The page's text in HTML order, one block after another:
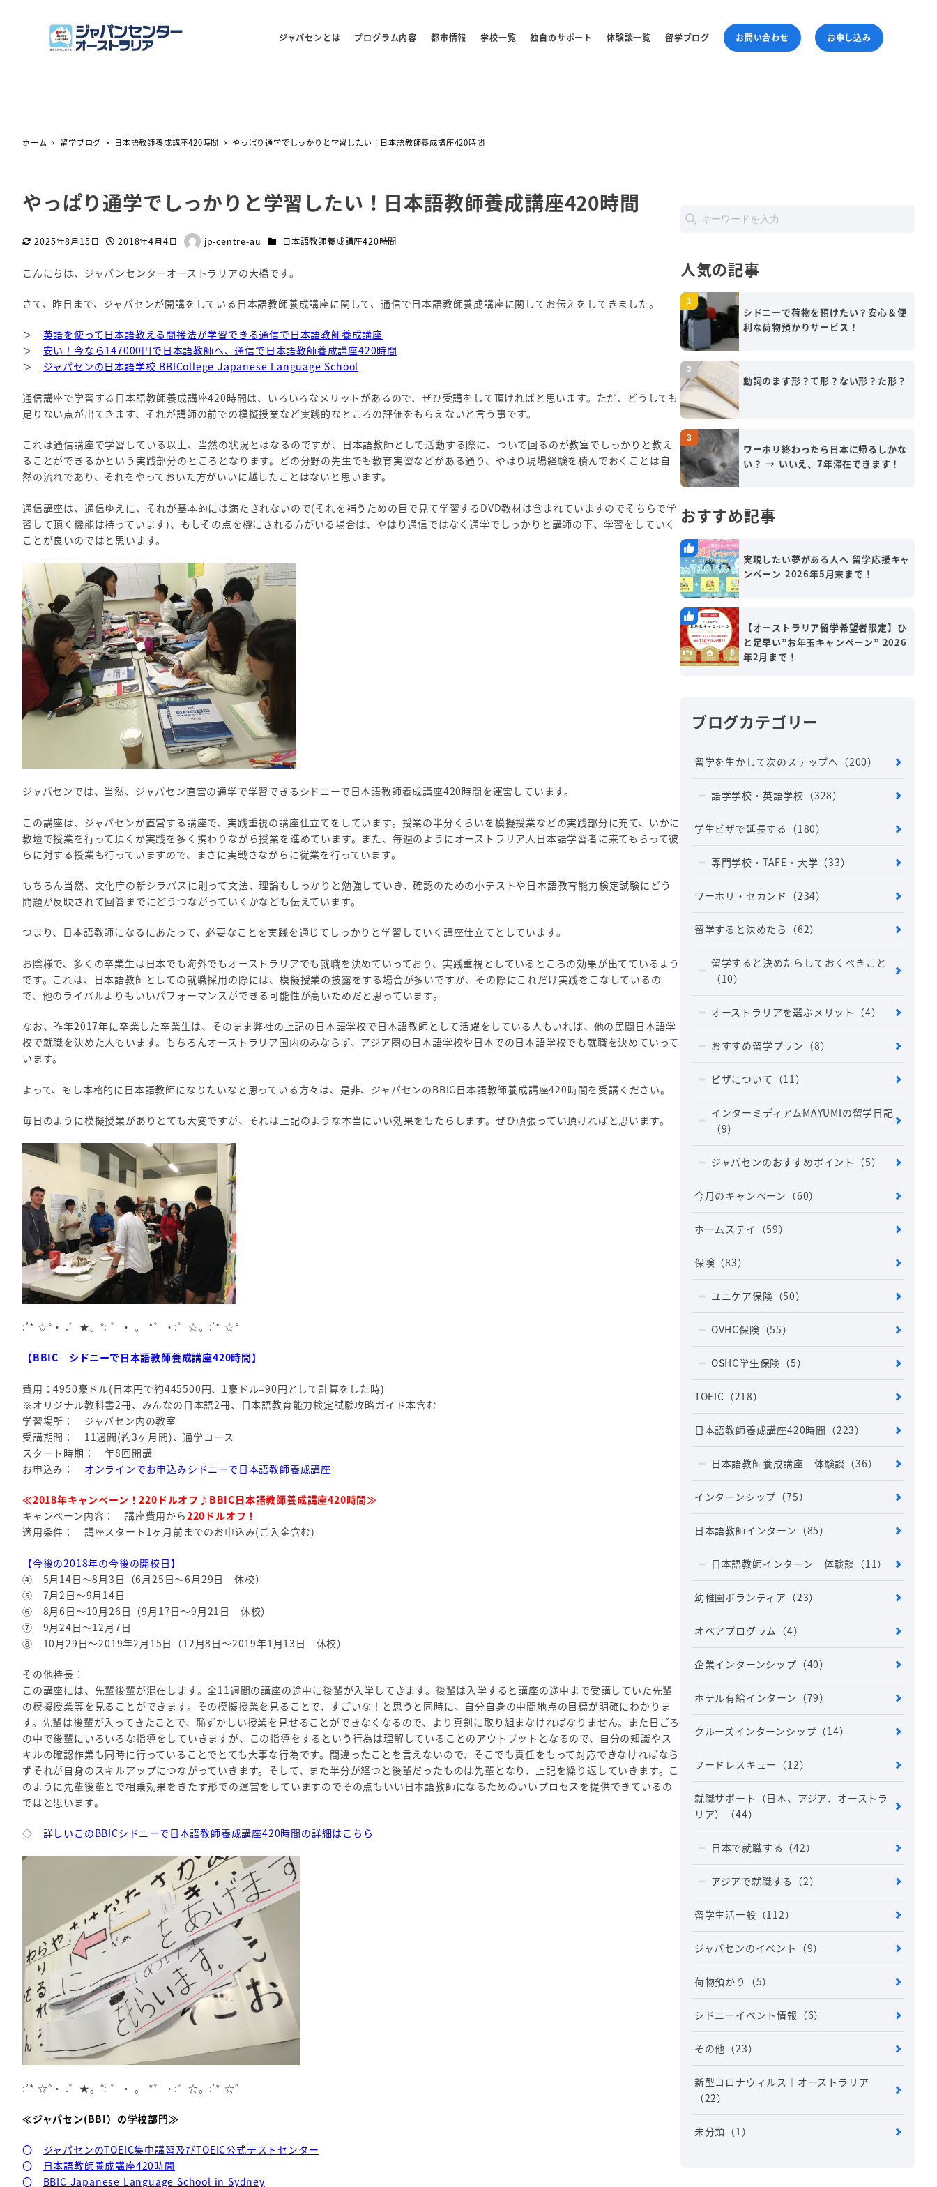
ジャパセンとは プログラム内容 都市情報 学校一覧 独自のサポート 体験談一覧 留学ブログ お問い合わせ お申し込み
ホーム 留学ブログ 日本語教師養成講座420時間 やっぱり通学でしっかりと学習したい！日本語教師養成講座420時間
やっぱり通学でしっかりと学習したい！日本語教師養成講座420時間
更新日2025年8月15日 投稿日2018年4月4日
著
jp-centre-au カテゴリー
日本語教師養成講座420時間
こんにちは、ジャパンセンターオーストラリアの大橋です。
さて、昨日まで、ジャパセンが開講をしている日本語教師養成講座に関して、通信で日本語教師養成講座に関してお伝えをしてきました。
＞ 英語を使って日本語教える間接法が学習できる通信で日本語教師養成講座
＞ 安い！今なら147000円で日本語教師へ、通信で日本語教師養成講座420時間
＞ ジャパセンの日本語学校 BBICollege Japanese Language School
通信講座で学習する日本語教師養成講座420時間は、いろいろなメリットがあるので、ぜひ受講をして頂ければと思います。ただ、どうしても
足りない点が出てきます、それが講師の前での模擬授業など実践的なところの評価をもらえないと言う事です。
これは通信講座で学習している以上、当然の状況とはなるのですが、日本語教師として活動する際に、ついて回るのが教室でしっかりと教え
ることができるかという実践部分のところとなります。どの分野の先生でも教育実習などがある通り、やはり現場経験を積んでおくことは自
然の流れであり、それをやっておいた方がいいに越したことはないと思います。
通信講座は、通信ゆえに、それが基本的には満たされないので(それを補うための目で見て学習するDVD教材は含まれていますのでそちらで学
習して頂く機能は持っています)、もしその点を機にされる方がいる場合は、やはり通信ではなく通学でしっかりと講師の下、学習をしていく
ことが良いのではと思います。
ジャパセンでは、当然、ジャパセン直営の通学で学習できるシドニーで日本語教師養成講座420時間を運営しています。
この講座は、ジャパセンが直営する講座で、実践重視の講座仕立てをしています。授業の半分くらいを模擬授業などの実践部分に充て、いかに
教壇で授業を行って頂くか実践を多く携わりながら授業を進めています。また、毎週のようにオーストラリア人日本語学習者に来てもらって彼
らに対する授業も行っていますので、まさに実戦さながらに従業を行っています。
もちろん当然、文化庁の新シラバスに則って文法、理論もしっかりと勉強していき、確認のための小テストや日本語教育能力検定試験にどう
問題が反映されて回答までにどうつながっていくかなども伝えています。
つまり、日本語教師になるにあたって、必要なことを実践を通じてしっかりと学習していく講座仕立てとしています。
お陰様で、多くの卒業生は日本でも海外でもオーストラリアでも就職を決めていっており、実践重視としているところの効果が出てているよう
です。これは、日本語教師としての就職採用の際には、模擬授業の披露をする場合が多いですが、その際にこれだけ実践をこなしているの
で、他のライバルよりもいいパフォーマンスができる可能性が高いためだと思っています。
なお、昨年2017年に卒業した卒業生は、そのまま弊社の上記の日本語学校で日本語教師として活躍をしている人もいれば、他の民間日本語学
校で就職を決めた人もいます。もちろんオーストラリア国内のみならず、アジア圏の日本語学校や日本での日本語学校でも就職を決めていって
います。
よって、もし本格的に日本語教師になりたいなと思っている方々は、是非、ジャパセンのBBIC日本語教師養成講座420時間を受講ください。
毎日のように模擬授業がありとても大変ですが、それは上記のような本当にいい効果をもたらします。ぜひ頑張ってい頂ければと思います。
:’* ☆°・ .゜★。°: ゜・ 。 *゜・:゜☆。:’* ☆°
【BBIC シドニーで日本語教師養成講座420時間】
費用：4950豪ドル(日本円で約445500円、1豪ドル=90円として計算をした時)
※オリジナル教科書2冊、みんなの日本語2冊、日本語教育能力検定試験攻略ガイド本含む
学習場所： ジャパセン内の教室
受講期間： 11週間(約3ヶ月間)、通学コース
スタート時期： 年8回開講
お申込み： オンラインでお申込みシドニーで日本語教師養成講座
≪2018年キャンペーン！220ドルオフ♪BBIC日本語教師養成講座420時間≫
キャンペーン内容： 講座費用から220ドルオフ！
適用条件： 講座スタート1ヶ月前までのお申込み(ご入金含む)
【今後の2018年の今後の開校日】
④ 5月14日～8月3日（6月25日～6月29日 休校）
⑤ 7月2日～9月14日
⑥ 8月6日～10月26日（9月17日～9月21日 休校）
⑦ 9月24日～12月7日
⑧ 10月29日～2019年2月15日（12月8日～2019年1月13日 休校）
その他特長：
この講座には、先輩後輩が混在します。全11週間の講座の途中に後輩が入学してきます。後輩は入学すると講座の途中まで受講していた先輩
の模擬授業等を見ることができます。その模擬授業を見ることで、すごいな！と思うと同時に、自分自身の中間地点の目標が明確にわかりま
す。先輩は後輩が入ってきたことで、恥ずかしい授業を見せることができなくなるので、より真剣に取り組まなければなりません。また日ごろ
の中で後輩にいろいろな指導をしていきますが、この指導をするという行為は理解していることのアウトプットとなるので、自分の知識やス
キルの確認作業も同時に行っていることでとても大事な行為です。間違ったことを言えないので、そこでも責任をもって対応できなければなら
ずそれが自身のスキルアップにつながっていきます。そして、また半分が経つと後輩だったものは先輩となり、上記を繰り返していきます。こ
のように先輩後輩とで相乗効果をきたす形での運営をしていますのでその点もいい日本語教師になるためのいいプロセスを提供できているの
ではと思います。
◇ 詳しいこのBBICシドニーで日本語教師養成講座420時間の詳細はこちら
:’* ☆°・ .゜★。°: ゜・ 。 *゜・:゜☆。:’* ☆°
≪ジャパセン(BBI）の学校部門≫
〇
ジャパセンのTOEIC集中講習及びTOEIC公式テストセンター
〇
日本語教師養成講座420時間
〇
BBIC Japanese Language School in Sydney
人気の記事
シドニーで荷物を預けたい？安心＆便
利な荷物預かりサービス！
動詞のます形？て形？ない形？た形？
ワーホリ終わったら日本に帰るしかな
い？ → いいえ、7年滞在できます！
おすすめ記事
実現したい夢がある人へ 留学応援キャ
ンペーン 2026年5月末まで！
【オーストラリア留学希望者限定】ひ
と足早い”お年玉キャンペーン” 2026
年2月まで！
ブログカテゴリー
留学を生かして次のステップへ （200）
語学学校・英語学校 （328）
学生ビザで延長する （180）
専門学校・TAFE・大学 （33）
ワーホリ・セカンド （234）
留学すると決めたら （62）
留学すると決めたらしておくべきこと
（10）
オーストラリアを選ぶメリット （4）
おすすめ留学プラン （8）
ビザについて （11）
インターミディアムMAYUMIの留学日記
（9）
ジャパセンのおすすめポイント （5）
今月のキャンペーン （60）
ホームステイ （59）
保険 （83）
ユニケア保険 （50）
OVHC保険 （55）
OSHC学生保険 （5）
TOEIC （218）
日本語教師養成講座420時間 （223）
日本語教師養成講座 体験談 （36）
インターンシップ （75）
日本語教師インターン （85）
日本語教師インターン 体験談 （11）
幼稚園ボランティア （23）
オペアプログラム （4）
企業インターンシップ （40）
ホテル有給インターン （79）
クルーズインターンシップ （14）
フードレスキュー （12）
就職サポート（日本、アジア、オーストラ
リア）
（44）
日本で就職する （42）
アジアで就職する （2）
留学生活一般 （112）
ジャパセンのイベント （9）
荷物預かり （5）
シドニーイベント情報 （6）
その他 （23）
新型コロナウィルス｜オーストラリア
（22）
未分類 （1）